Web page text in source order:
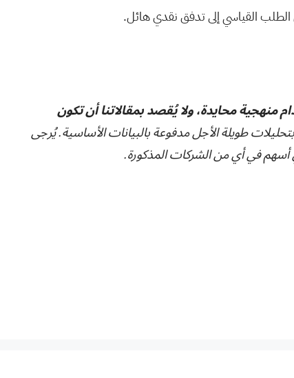
الطلب القياسي إلى تدفق نقدي هائل.
منهجية محايدة، ولا يُقصد بمقالاتنا أن تكون
طويلة الأجل مدفوعة بالبيانات الأساسية. يُرجى